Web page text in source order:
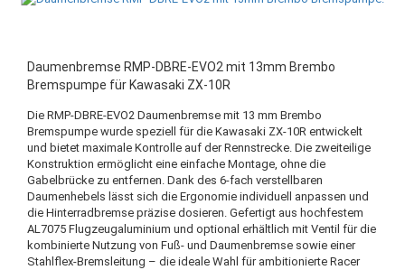
Daumenbremse RMP-DBRE-EVO2 mit 13mm Brembo
Bremspumpe für Kawasaki ZX-10R
Die RMP-DBRE-EVO2 Daumenbremse mit 13 mm Brembo
Bremspumpe wurde speziell für die Kawasaki ZX-10R entwickelt
und bietet maximale Kontrolle auf der Rennstrecke. Die zweiteilige
Konstruktion ermöglicht eine einfache Montage, ohne die
Gabelbrücke zu entfernen. Dank des 6-fach verstellbaren
Daumenhebels lässt sich die Ergonomie individuell anpassen und
die Hinterradbremse präzise dosieren. Gefertigt aus hochfestem
AL7075 Flugzeugaluminium und optional erhältlich mit Ventil für die
kombinierte Nutzung von Fuß- und Daumenbremse sowie einer
Stahlflex-Bremsleitung – die ideale Wahl für ambitionierte Racer